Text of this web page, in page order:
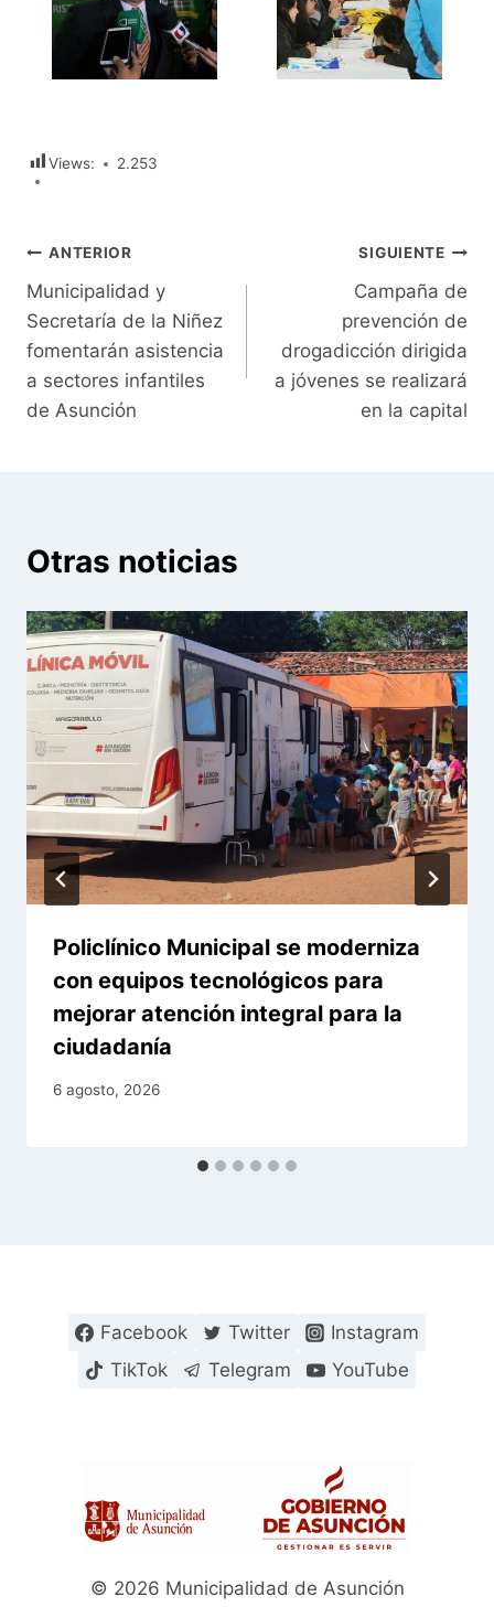
Views: 2.253
Navegación
de
entradas
ANTERIOR
Municipalidad y
Secretaría de la Niñez
fomentarán asistencia
a sectores infantiles
de Asunción
SIGUIENTE
Campaña de
prevención de
drogadicción dirigida
a jóvenes se realizará
en la capital
Otras noticias
Policlínico Municipal se moderniza
con equipos tecnológicos para
mejorar atención integral para la
ciudadanía
6 agosto, 2026
Facebook Twitter
Instagram
TikTok
Telegram YouTube
© 2026 Municipalidad de Asunción